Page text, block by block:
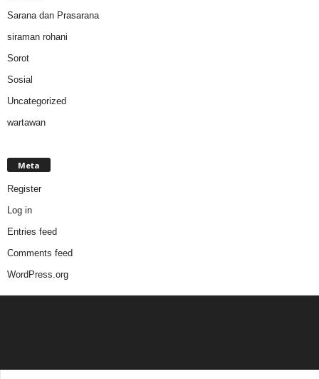
Sarana dan Prasarana
siraman rohani
Sorot
Sosial
Uncategorized
wartawan
Meta
Register
Log in
Entries feed
Comments feed
WordPress.org